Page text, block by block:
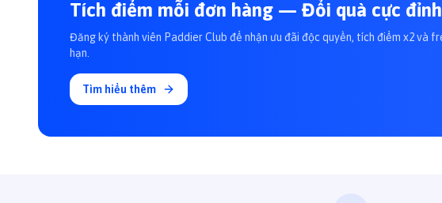
Tích điểm mỗi đơn hàng — Đổi quà cực
Đăng ký thành viên Paddier Club để nhận ưu đãi độc quyền, tích điểm x2 và
hạn.
Tìm hiểu thêm